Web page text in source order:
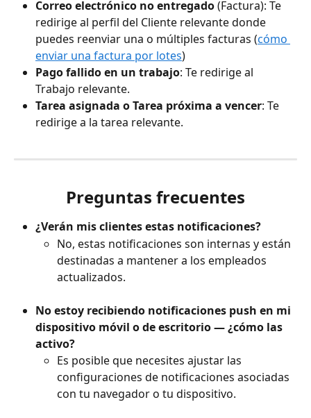
Correo electrónico no entregado (Factura): Te
redirige al perfil del Cliente relevante donde
puedes reenviar una o múltiples facturas (cómo
enviar una factura por lotes)
Pago fallido en un trabajo: Te redirige al
Trabajo relevante.
Tarea asignada o Tarea próxima a vencer: Te
redirige a la tarea relevante.
Preguntas frecuentes
¿Verán mis clientes estas notificaciones?
No, estas notificaciones son internas y están
destinadas a mantener a los empleados
actualizados.
No estoy recibiendo notificaciones push en mi
dispositivo móvil o de escritorio — ¿cómo las
activo?
Es posible que necesites ajustar las
configuraciones de notificaciones asociadas
con tu navegador o tu dispositivo.